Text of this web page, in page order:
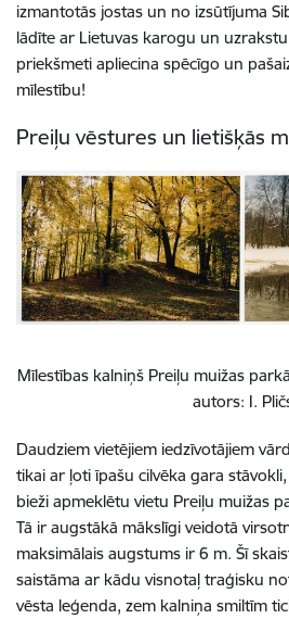
izmantotās jostas un no izsūtījuma
lādīte ar Lietuvas karogu un uzrakstu
priekšmeti apliecina spēcīgo un
mīlestību!
Preiļu vēstures un lietišķās
Mīlestības kalniņš Preiļu muižas
autors: I.
Daudziem vietējiem iedzīvotājiem
tikai ar ļoti īpašu cilvēka gara
bieži apmeklētu vietu Preiļu muižas
Tā ir augstākā mākslīgi veidotā
maksimālais augstums ir 6 m. Šī
saistāma ar kādu visnotaļ traģisku
vēsta leģenda, zem kalniņa smiltīm